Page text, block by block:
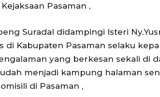
Pasaman ,
Suradal didampingi Isteri
di Kabupaten Pasaman selaku
yang berkesan sekali di
menjadi kampung halaman
di Pasaman ,